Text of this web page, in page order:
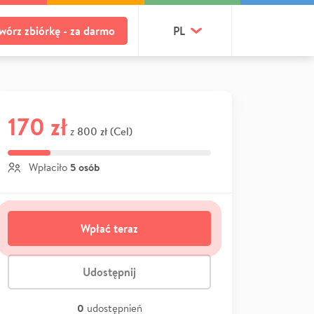
zbiórkę - za darmo PL
170 zł z 800 zł (Cel)
Wpłaciło 5 osób
Wpłać teraz
Udostępnij
0 udostępnień